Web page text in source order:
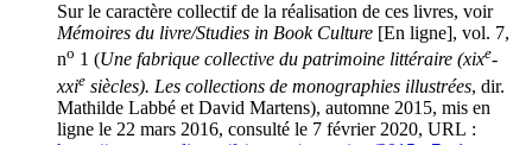
Sur le caractère collectif de la réalisation de ces livres, voir
Mémoires du livre/Studies in Book Culture [En ligne], vol. 7,
no 1 (Une fabrique collective du patrimoine littéraire (xixe-
xxie siècles). Les collections de monographies illustrées, dir.
Mathilde Labbé et David Martens), automne 2015, mis en
ligne le 22 mars 2016, consulté le 7 février 2020, URL :